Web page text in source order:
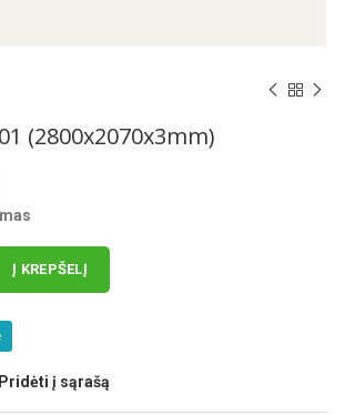
(2800x2070x3mm)
Į KREPŠELĮ
Pridėti į sąrašą